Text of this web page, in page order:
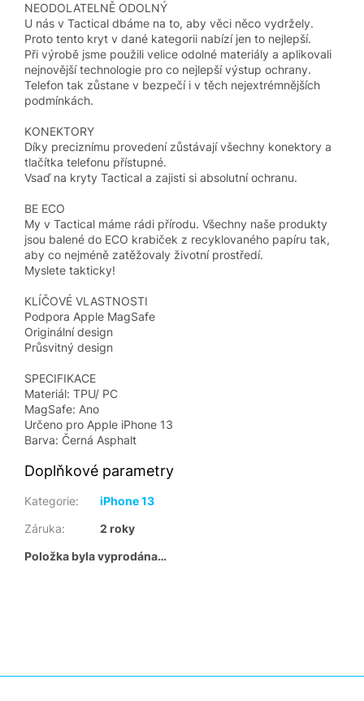
NEODOLATELNĚ ODOLNÝ
U nás v Tactical dbáme na to, aby věci něco vydržely.
Proto tento kryt v dané kategorii nabízí jen to nejlepší.
Při výrobě jsme použili velice odolné materiály a aplikovali
nejnovější technologie pro co nejlepší výstup ochrany.
Telefon tak zůstane v bezpečí i v těch nejextrémnějších
podmínkách.
KONEKTORY
Díky preciznímu provedení zůstávají všechny konektory a
tlačítka telefonu přístupné.
Vsaď na kryty Tactical a zajisti si absolutní ochranu.
BE ECO
My v Tactical máme rádi přírodu. Všechny naše produkty
jsou balené do ECO krabiček z recyklovaného papíru tak,
aby co nejméně zatěžovaly životní prostředí.
Myslete takticky!
KLÍČOVÉ VLASTNOSTI
Podpora Apple MagSafe
Originální design
Průsvitný design
SPECIFIKACE
Materiál: TPU/ PC
MagSafe: Ano
Určeno pro Apple iPhone 13
Barva: Černá Asphalt
Doplňkové parametry
Kategorie:
iPhone 13
Záruka:
2 roky
Položka byla vyprodána…